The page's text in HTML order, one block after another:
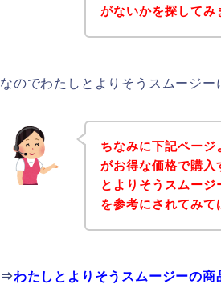
がないかを探してみ
なのでわたしとよりそうスムージ
ちなみに下記ペー
がお得な価格で購入
とよりそうスムー
を参考にされてみて
⇒わたしとよりそうスムージーの